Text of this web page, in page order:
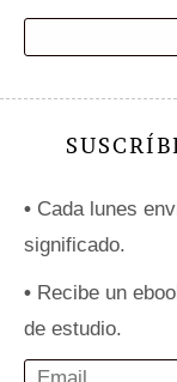
• Cada lunes
significado.
• Recibe un
de estudio.